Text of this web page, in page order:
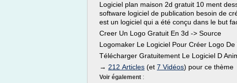
Logiciel plan maison 2d gratuit 10 ment
software logiciel de publication besoin de
est un logiciel qui a été conçu dans le but
Creer Un Logo Gratuit En 3d -> Source
Logomaker Le Logiciel Pour Créer Logo
Télécharger Gratuitement Le Logiciel D
→ 212 Articles (et 7 Vidéos) pour ce thème
Voir également :